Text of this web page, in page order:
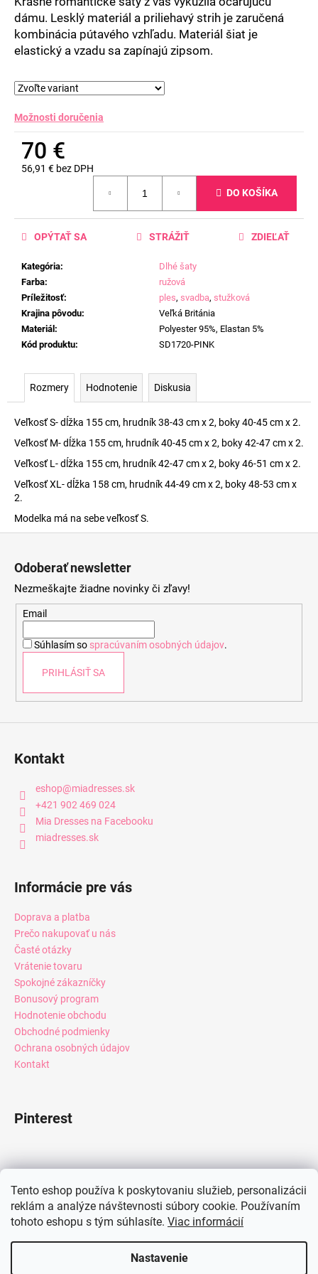
Tento eshop používa k poskytovaniu služieb, personalizácii
reklám a analýze návštevnosti súbory cookie. Používaním
tohoto eshopu s tým súhlasíte. Viac informácií
Nastavenie
dámu. Lesklý materiál a priliehavý strih je zaručená
kombinácia pútavého vzhľadu. Materiál šiat je
elastický a vzadu sa zapínajú zipsom.
Možnosti doručenia
70 €
56,91 € bez DPH
DO KOŠÍKA
Kategória:
Dlhé šaty
Farba:
ružová
Príležitosť: ples, svadba, stužková
Krajina pôvodu:
Veľká Británia
Materiál:
Polyester 95%, Elastan 5%
Kód produktu: SD1720-PINK
OPÝTAŤ SA STRÁŽIŤ ZDIEĽAŤ
Rozmery Hodnotenie Diskusia
Veľkosť S- dĺžka 155 cm, hrudník 38-43 cm x 2, boky 40-45 cm x 2.
Veľkosť M- dĺžka 155 cm, hrudník 40-45 cm x 2, boky 42-47 cm x 2.
Veľkosť L- dĺžka 155 cm, hrudník 42-47 cm x 2, boky 46-51 cm x 2.
Veľkosť XL- dĺžka 158 cm, hrudník 44-49 cm x 2, boky 48-53 cm x
2.
Modelka má na sebe veľkosť S.
Odoberať newsletter
Nezmeškajte žiadne novinky či zľavy!
Email
Súhlasím so spracúvaním osobných údajov.
PRIHLÁSIŤ SA
Kontakt
eshop@miadresses.sk
+421 902 469 024
Mia Dresses na Facebooku
miadresses.sk
Informácie pre vás
Doprava a platba
Prečo nakupovať u nás
Časté otázky
Vrátenie tovaru
Spokojné zákazníčky
Bonusový program
Hodnotenie obchodu
Obchodné podmienky
Ochrana osobných údajov
Kontakt
Pinterest
Instagram